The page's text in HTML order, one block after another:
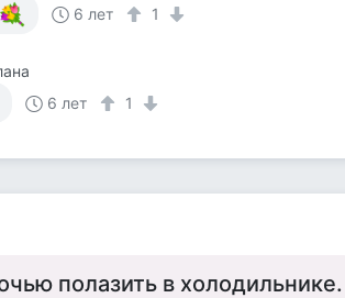
6 лет
1
6 лет
1
полазить в холодильнике.